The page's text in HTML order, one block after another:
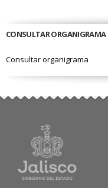
CONSULTAR ORGANIGRAMA
Consultar organigrama